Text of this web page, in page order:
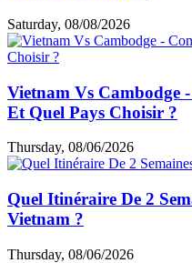
Saturday, 08/08/2026
Vietnam Vs Cambodge
Et Quel Pays Choisir ?
Thursday, 08/06/2026
Quel Itinéraire De 2
Vietnam ?
Thursday, 08/06/2026